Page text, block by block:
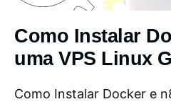
Como Instalar
uma VPS Linux
Como Instalar Docker e